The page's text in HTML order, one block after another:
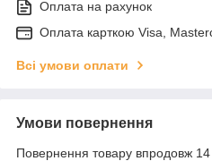
Оплата на рахунок
Оплата карткою Visa,
Всі умови оплати
Умови повернення
Повернення товару впродовж 14